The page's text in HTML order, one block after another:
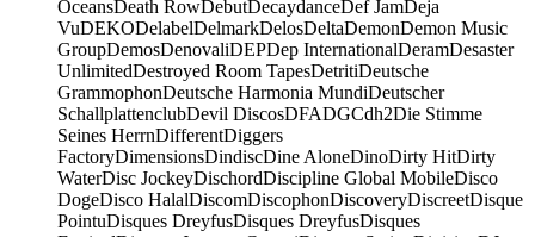
OceansDeath RowDebutDecaydanceDef JamDeja
VuDEKODelabelDelmarkDelosDeltaDemonDemon Music
GroupDemosDenovaliDEPDep InternationalDeramDesaster
UnlimitedDestroyed Room TapesDetritiDeutsche
GrammophonDeutsche Harmonia MundiDeutscher
SchallplattenclubDevil DiscosDFADGCdh2Die Stimme
Seines HerrnDifferentDiggers
FactoryDimensionsDindiscDine AloneDinoDirty HitDirty
WaterDisc JockeyDischordDiscipline Global MobileDisco
DogeDisco HalalDiscomDiscophonDiscoveryDiscreetDisque
PointuDisques DreyfusDisques DreyfusDisques